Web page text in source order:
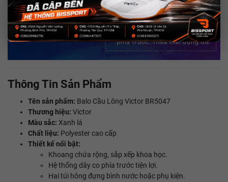
Thông Tin Sản Phẩm
Tên sản phẩm: Balo Cầu Lông Victor BR5047
Thương hiệu: Victor
Màu sắc: Xanh lá
Chất liệu: Polyester cao cấp
Thiết kế nổi bật:
Khoang chứa rộng, sắp xếp khoa học.
Hệ thống dây co phía trước tiện lợi.
Hai túi hông đựng bình nước hoặc phụ kiện.